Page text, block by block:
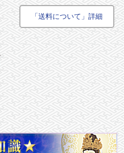
「送料について」詳細